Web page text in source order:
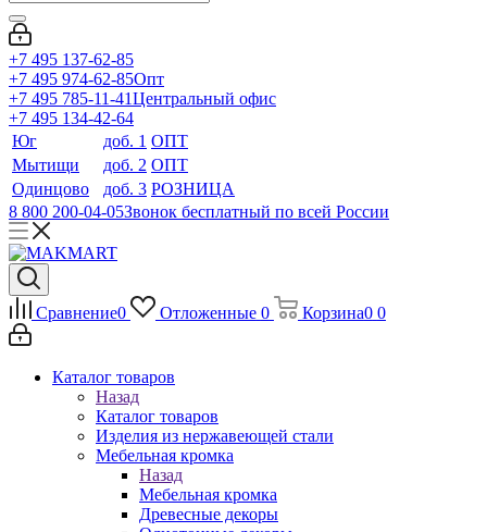
+7 495 137-62-85
+7 495 974-62-85Опт
+7 495 785-11-41Центральный офис
+7 495 134-42-64
Юг
доб. 1 ОПТ
Мытищи
доб. 2 ОПТ
Одинцово
доб. 3 РОЗНИЦА
8 800 200-04-05Звонок бесплатный по всей России
Сравнение0 Отложенные 0 Корзина0 0
Каталог товаров
Назад
Каталог товаров
Изделия из нержавеющей стали
Мебельная кромка
Назад
Мебельная кромка
Древесные декоры